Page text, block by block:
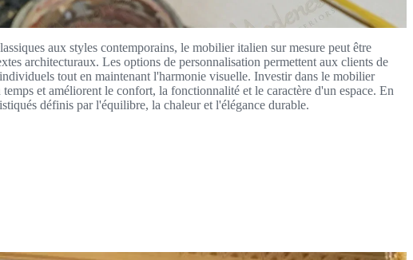
aux styles contemporains, le mobilier italien sur mesure peut être
architecturaux. Les options de personnalisation permettent aux clients de
tout en maintenant l'harmonie visuelle. Investir dans le mobilier
et améliorent le confort, la fonctionnalité et le caractère d'un espace. En
définis par l'équilibre, la chaleur et l'élégance durable.